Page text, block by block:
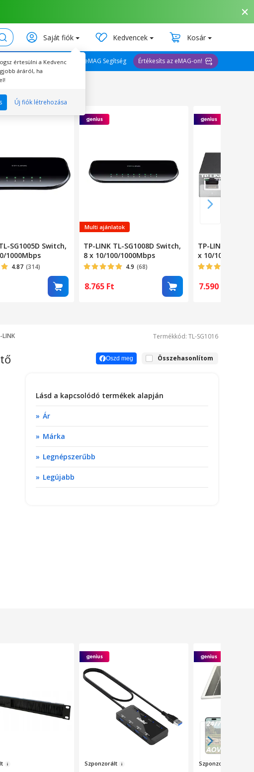
Saját fiók Kedvencek Kosár
eMAG Segítség Értékesíts az eMAG-on!
SG1005D Switch,
1000Mbps
4.87 (314)
Multi ajánlatok
TP-LINK TL-SG1008D Switch,
8 x 10/100/1000Mbps
4.9 (68)
8.765 Ft
TP-LINK TL-
x 10/100/
7.590
Termékkód: TL-SG1016
Oszd meg Összehasonlítom
Lásd a kapcsolódó termékek alapján
Ár
Márka
Legnépszerűbb
Legújabb
lt Szponzorált Szponzorált
értesülni a Kedvenc
áráról, ha
Új fiók létrehozása